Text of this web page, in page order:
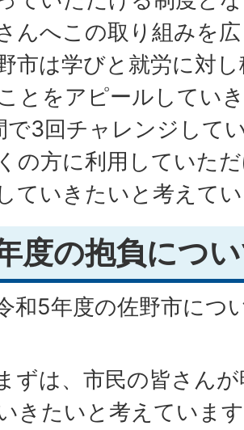
んへこの取り組みを
市は学びと就労に対
とをアピールしてい
で3回チャレンジして
の方に利用していた
ていきたいと考えて
度の抱負につ
和5年度の佐野市につ
ずは、市民の皆さん
きたいと考えていま